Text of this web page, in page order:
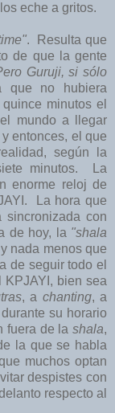
eche a gritos.
. Resulta que
de que la gente
Guruji, si sólo
no hubiera
minutos el
mundo a llegar
entonces, el que
según la
minutos. La
enorme reloj de
La hora que
con
de hoy, la "shala
nada menos que
de seguir todo el
bien sea
, a chanting, a
su horario
fuera de la shala,
la que se habla
muchos optan
despistes con
respecto al